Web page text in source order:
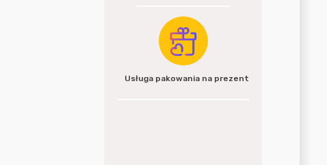
Usługa pakowania na prezent